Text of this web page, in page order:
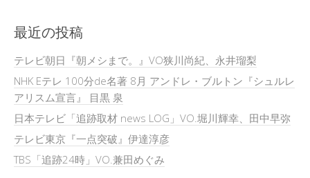
最近の投稿
テレビ朝日『朝メシまで。』VO狭川尚紀、永井瑠梨
NHK Eテレ 100分de名著 8月 アンドレ・ブルトン『シュルレ
アリスム宣言』 目黒 泉
日本テレビ「追跡取材 news LOG」VO.堀川輝幸、田中早弥
テレビ東京『一点突破』伊達淳彦
TBS「追跡24時」VO.兼田めぐみ